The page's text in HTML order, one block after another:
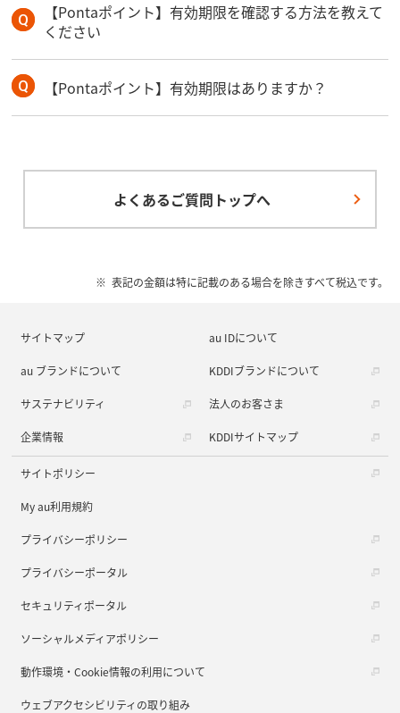
【Pontaポイント】有効期限を確認する方法を教えて
ください
【Pontaポイント】有効期限はありますか？
よくあるご質問トップへ
表記の金額は特に記載のある場合を除きすべて税込です。
サイトマップ au IDについて
au ブランドについて KDDIブランドについて
サステナビリティ 法人のお客さま
企業情報 KDDIサイトマップ
サイトポリシー
My au利用規約
プライバシーポリシー
プライバシーポータル
セキュリティポータル
ソーシャルメディアポリシー
動作環境・Cookie情報の利用について
ウェブアクセシビリティの取り組み